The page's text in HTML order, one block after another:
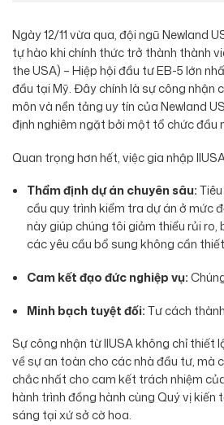
Ngày 12/11 vừa qua, đội ngũ Newland
tự hào khi chính thức trở thành thành
the USA) – Hiệp hội đầu tư EB-5 lớn
đầu tại Mỹ. Đây chính là sự công nhận
môn và nền tảng uy tín của Newland
định nghiêm ngặt bởi một tổ chức đầu
Quan trọng hơn hết, việc gia nhập
Thẩm định dự án chuyên sâu:
cầu quy trình kiểm tra dự án ở mức
này giúp chúng tôi giảm thiểu rủi ro,
các yêu cầu bổ sung không cần
Cam kết đạo đức nghiệp vụ:
Minh bạch tuyệt đối:Tư cách
Sự công nhận từ IIUSA không chỉ thiết
về sự an toàn cho các nhà đầu tư, mà
chắc nhất cho cam kết trách nhiệm
hành trình đồng hành cùng Quý vị
sáng tại xứ sở cờ hoa.